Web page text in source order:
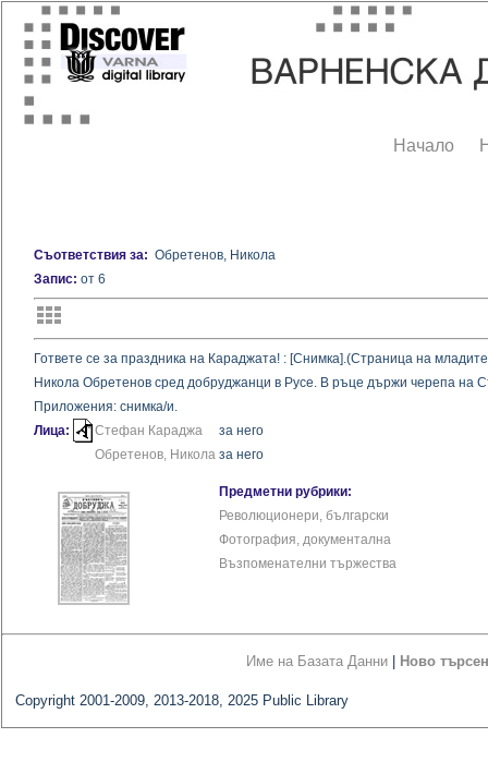
Начало
Съответствия за: Обретенов, Никола
Запис: от 6
Гответе се за праздника на Караджата! : [Снимка].(Страница на
Никола Обретенов сред добруджанци в Русе. В ръце държи черепа на
Приложения: снимка/и.
Лица:
Стефан Караджа
за него
Обретенов, Никола за него
Предметни рубрики:
Революционери, български
Фотография, документална
Възпоменателни тържества
Име на Базата Данни Ново
Copyright 2001-2009, 2013-2018, 2025 Public Library